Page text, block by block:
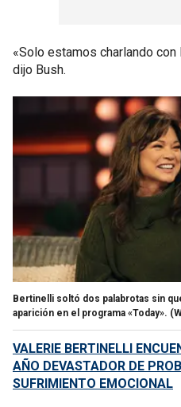
«Solo estamos charlando
dijo Bush.
Bertinelli soltó dos palabrotas sin
aparición en el programa «Today».
VALERIE BERTINELLI
AÑO DEVASTADOR DE
SUFRIMIENTO EMOCIONAL